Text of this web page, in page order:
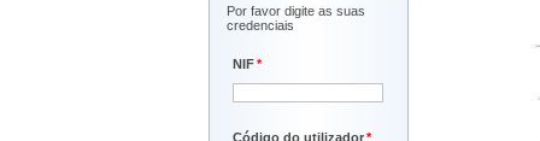
Por favor digite as suas
credenciais
NIF*
Código do utilizador*